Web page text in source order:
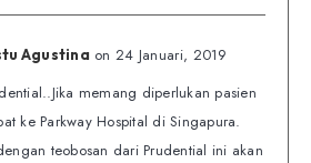
Agustina on 24 Januari, 2019
memang diperlukan pasien
ke Parkway Hospital di Singapura.
teobosan dari Prudential ini akan